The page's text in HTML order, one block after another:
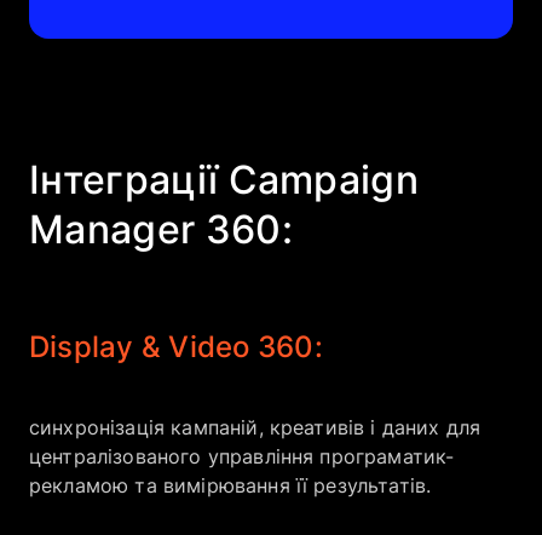
Інтеграції Campaign
Manager 360:
Display & Video 360:
синхронізація кампаній, креативів і даних для
централізованого управління програматик-
рекламою та вимірювання її результатів.